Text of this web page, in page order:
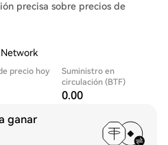
precisa sobre precios de
precio hoy
Suministro en
circulación (BTF)
0.00
ganar